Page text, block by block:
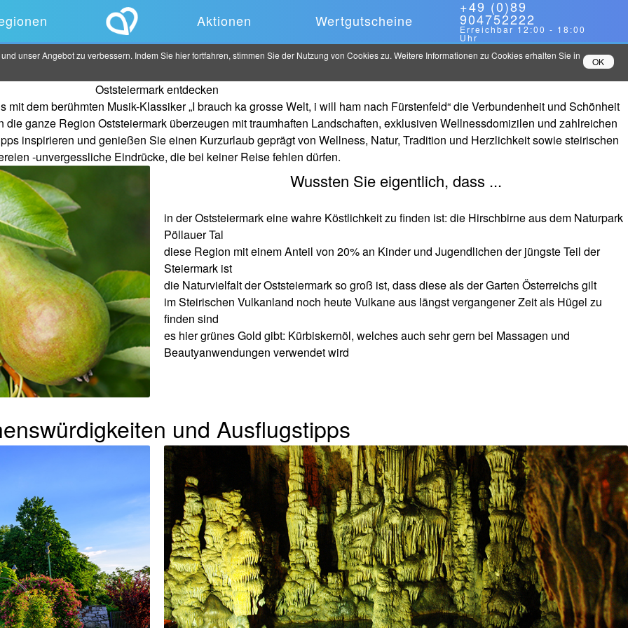
unser Angebot zu verbessern. Indem Sie hier fortfahren, stimmen Sie der Nutzung von Cookies zu. Weitere Informationen zu Cookies erhalten Sie in
OK
Aktionen Wertgutscheine
+49 (0)89
904752222
Erreichbar 12:00 - 18:00
Uhr
Oststeiermark entdecken
dem berühmten Musik-Klassiker „I brauch ka grosse Welt, i will ham nach Fürstenfeld“ die Verbundenheit und Schönheit
ganze Region Oststeiermark überzeugen mit traumhaften Landschaften, exklusiven Wellnessdomizilen und zahlreichen
inspirieren und genießen Sie einen Kurzurlaub geprägt von Wellness, Natur, Tradition und Herzlichkeit sowie steirischen
-unvergessliche Eindrücke, die bei keiner Reise fehlen dürfen.
Wussten Sie eigentlich, dass ...
in der Oststeiermark eine wahre Köstlichkeit zu finden ist: die Hirschbirne aus dem Naturpark
Pöllauer Tal
diese Region mit einem Anteil von 20% an Kinder und Jugendlichen der jüngste Teil der
Steiermark ist
die Naturvielfalt der Oststeiermark so groß ist, dass diese als der Garten Österreichs gilt
im Steirischen Vulkanland noch heute Vulkane aus längst vergangener Zeit als Hügel zu
finden sind
es hier grünes Gold gibt: Kürbiskernöl, welches auch sehr gern bei Massagen und
Beautyanwendungen verwendet wird
und Ausflugstipps